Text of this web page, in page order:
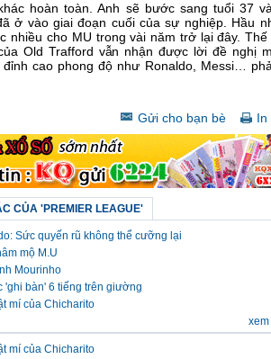
hoàn toàn. Anh sẽ bước sang tuổi 37
ở vào giai đoạn cuối của sự nghiệp. Hầu
nhiều cho MU trong vài năm trở lại đây.
Old Trafford vẫn nhận được lời đề nghị
cao phong độ như Ronaldo, Messi…
Gửi cho bạn bè
In
CỦA 'PREMIER LEAGUE'
Sức quyến rũ không thể cưỡng lại
mộ M.U
Mourinho
'ghi bàn' 6 tiếng trên giường
mí của Chicharito
mí của Chicharito